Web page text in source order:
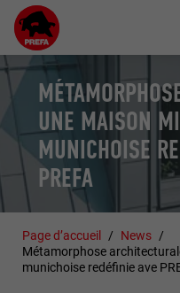
UNE MAISON
MUNICHOISE
PREFA
Page d’accueil
News
Métamorphose
munichoise redéfinie ave